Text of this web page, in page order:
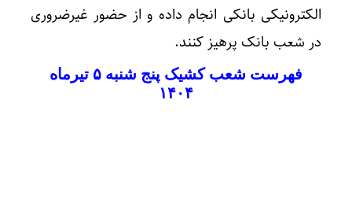
الکترونیکی بانکی انجام داده و از حضور غیرضروری
در شعب بانک پرهیز کنند.
فهرست شعب کشیک پنج شنبه ۵ تیرماه
۱۴۰۴